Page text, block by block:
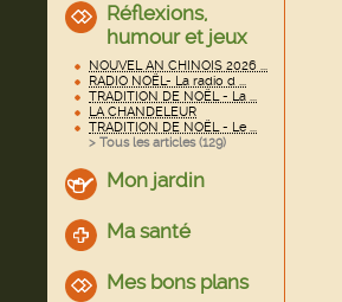
Réflexions,
humour et jeux
NOUVEL AN CHINOIS 2026 ...
RADIO NOËL- La radio d ...
TRADITION DE NOËL - La ...
LA CHANDELEUR
TRADITION DE NOËL - Le ...
> Tous les articles (129)
Mon jardin
Ma santé
Mes bons plans